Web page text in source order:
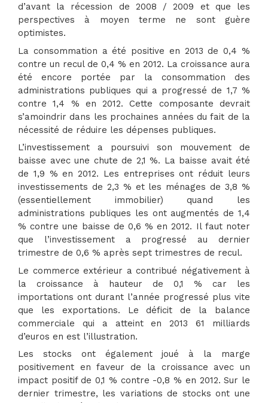
d’avant la récession de 2008 / 2009 et que les
perspectives à moyen terme ne sont guère
optimistes.
La consommation a été positive en 2013 de 0,4 %
contre un recul de 0,4 % en 2012. La croissance aura
été encore portée par la consommation des
administrations publiques qui a progressé de 1,7 %
contre 1,4 % en 2012. Cette composante devrait
s’amoindrir dans les prochaines années du fait de la
nécessité de réduire les dépenses publiques.
L’investissement a poursuivi son mouvement de
baisse avec une chute de 2,1 %. La baisse avait été
de 1,9 % en 2012. Les entreprises ont réduit leurs
investissements de 2,3 % et les ménages de 3,8 %
(essentiellement immobilier) quand les
administrations publiques les ont augmentés de 1,4
% contre une baisse de 0,6 % en 2012. Il faut noter
que l’investissement a progressé au dernier
trimestre de 0,6 % après sept trimestres de recul.
Le commerce extérieur a contribué négativement à
la croissance à hauteur de 0,1 % car les
importations ont durant l’année progressé plus vite
que les exportations. Le déficit de la balance
commerciale qui a atteint en 2013 61 milliards
d’euros en est l’illustration.
Les stocks ont également joué à la marge
positivement en faveur de la croissance avec un
impact positif de 0,1 % contre -0,8 % en 2012. Sur le
dernier trimestre, les variations de stocks ont une